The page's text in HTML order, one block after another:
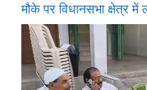
मौके पर विधानसभा क्षेत्र में